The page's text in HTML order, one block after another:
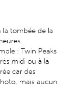
la tombée de la
: Twin Peaks
midi ou à la
car des
mais aucun